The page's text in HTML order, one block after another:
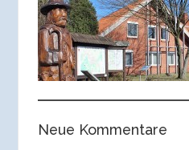
Neue Kommentare